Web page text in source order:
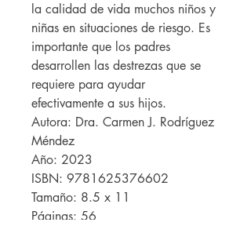
la calidad de vida muchos niños y
niñas en situaciones de riesgo. Es
importante que los padres
desarrollen las destrezas que se
requiere para ayudar
efectivamente a sus hijos.
Autora: Dra. Carmen J. Rodríguez
Méndez
Año: 2023
ISBN: 9781625376602
Tamaño: 8.5 x 11
Páginas: 56